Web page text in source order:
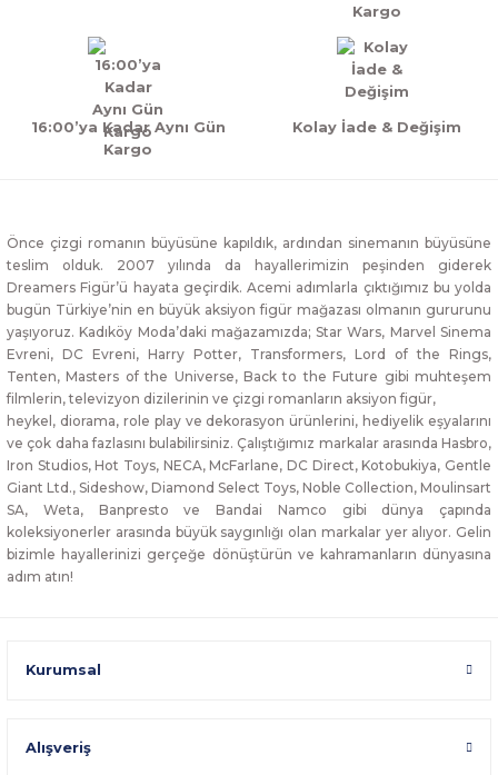
Kargo
16:00’ya Kadar Aynı Gün
Kargo
Kolay İade & Değişim
Önce çizgi romanın büyüsüne kapıldık, ardından sinemanın büyüsüne
teslim olduk. 2007 yılında da hayallerimizin peşinden giderek
Dreamers Figür’ü hayata geçirdik. Acemi adımlarla çıktığımız bu yolda
bugün Türkiye’nin en büyük aksiyon figür mağazası olmanın gururunu
yaşıyoruz. Kadıköy Moda’daki mağazamızda; Star Wars, Marvel Sinema
Evreni, DC Evreni, Harry Potter, Transformers, Lord of the Rings,
Tenten, Masters of the Universe, Back to the Future gibi muhteşem
filmlerin, televizyon dizilerinin ve çizgi romanların aksiyon figür,
heykel, diorama, role play ve dekorasyon ürünlerini, hediyelik eşyalarını
ve çok daha fazlasını bulabilirsiniz. Çalıştığımız markalar arasında Hasbro,
Iron Studios, Hot Toys, NECA, McFarlane, DC Direct, Kotobukiya, Gentle
Giant Ltd., Sideshow, Diamond Select Toys, Noble Collection, Moulinsart
SA, Weta, Banpresto ve Bandai Namco gibi dünya çapında
koleksiyonerler arasında büyük saygınlığı olan markalar yer alıyor. Gelin
bizimle hayallerinizi gerçeğe dönüştürün ve kahramanların dünyasına
adım atın!
Kurumsal
Alışveriş